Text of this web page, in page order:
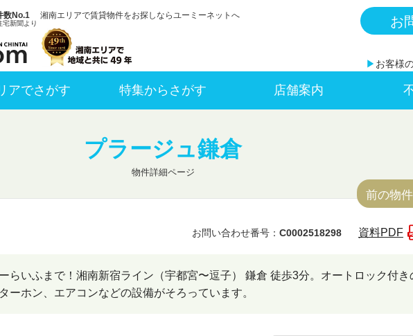
数No.1 湘南エリアで賃貸物件をお探しならユーミーネットへ
新聞より お
▶ お客様
アでさがす 特集からさがす 店舗案内
プラージュ鎌倉
物件詳細ページ
前の物
お問い合わせ番号： C0002518298 資料PDF
らいふまで！湘南新宿ライン（宇都宮〜逗子） 鎌倉 徒歩3分。オートロック付
ーホン、エアコンなどの設備がそろっています。